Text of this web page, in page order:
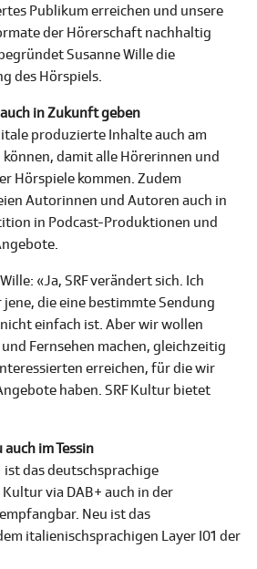
Publikum erreichen und unsere
der Hörerschaft nachhaltig
Susanne Wille die
des Hörspiels.
in Zukunft geben
produzierte Inhalte auch am
damit alle Hörerinnen und
Hörspiele kommen. Zudem
Autorinnen und Autoren auch in
in Podcast-Produktionen und
«Ja, SRF verändert sich. Ich
die eine bestimmte Sendung
einfach ist. Aber wir wollen
Fernsehen machen, gleichzeitig
erreichen, für die wir
haben. SRF Kultur bietet
auch im Tessin
ist das deutschsprachige
Kultur via DAB+ auch in der
Neu ist das
italienischsprachigen Layer I01 der